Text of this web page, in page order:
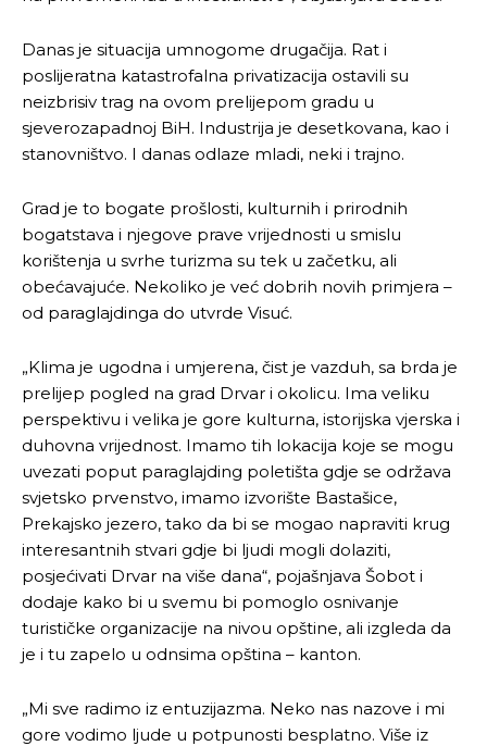
Danas je situacija umnogome drugačija. Rat i
poslijeratna katastrofalna privatizacija ostavili su
neizbrisiv trag na ovom prelijepom gradu u
sjeverozapadnoj BiH. Industrija je desetkovana, kao i
stanovništvo. I danas odlaze mladi, neki i trajno.
Grad je to bogate prošlosti, kulturnih i prirodnih
bogatstava i njegove prave vrijednosti u smislu
korištenja u svrhe turizma su tek u začetku, ali
obećavajuće. Nekoliko je već dobrih novih primjera –
od paraglajdinga do utvrde Visuć.
„Klima je ugodna i umjerena, čist je vazduh, sa brda je
prelijep pogled na grad Drvar i okolicu. Ima veliku
perspektivu i velika je gore kulturna, istorijska vjerska i
duhovna vrijednost. Imamo tih lokacija koje se mogu
uvezati poput paraglajding poletišta gdje se održava
svjetsko prvenstvo, imamo izvorište Bastašice,
Prekajsko jezero, tako da bi se mogao napraviti krug
interesantnih stvari gdje bi ljudi mogli dolaziti,
posjećivati Drvar na više dana“, pojašnjava Šobot i
dodaje kako bi u svemu bi pomoglo osnivanje
turističke organizacije na nivou opštine, ali izgleda da
je i tu zapelo u odnsima opština – kanton.
„Mi sve radimo iz entuzijazma. Neko nas nazove i mi
gore vodimo ljude u potpunosti besplatno. Više iz